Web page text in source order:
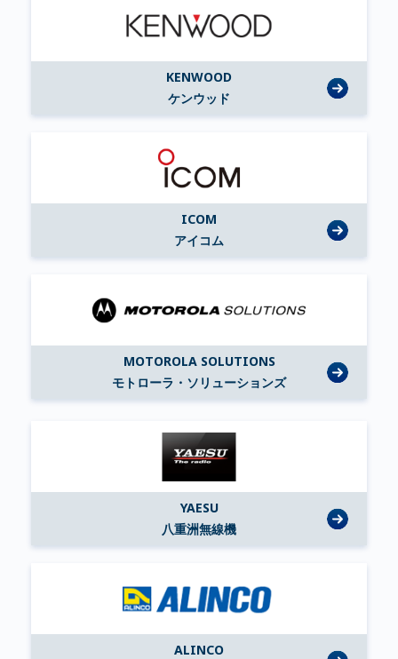
KENWOOD
ケンウッド
ICOM
アイコム
MOTOROLA SOLUTIONS
モトローラ・ソリューションズ
YAESU
八重洲無線機
ALINCO